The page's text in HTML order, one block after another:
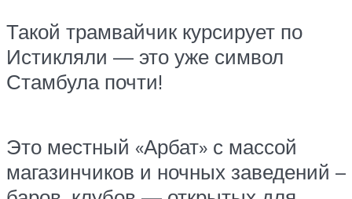
Такой трамвайчик курсирует по
Истикляли — это уже символ
Стамбула почти!
Это местный «Арбат» с массой
магазинчиков и ночных заведений –